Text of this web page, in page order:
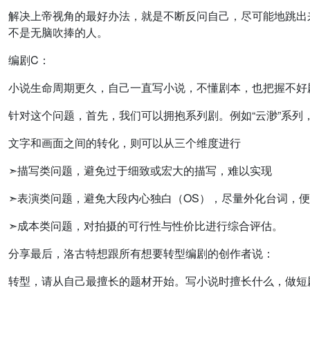
解决上帝视角的最好办法，就是不断反问自己，尽可能地跳
不是无脑吹捧的人。
编剧C：
小说生命周期更久，自己一直写小说，不懂剧本，也把握不
针对这个问题，首先，我们可以拥抱系列剧。例如“云渺”系
文字和画面之间的转化，则可以从三个维度进行
➣描写类问题，避免过于细致或宏大的描写，难以实现
➣表演类问题，避免大段内心独白（OS），尽量外化台词，
➣成本类问题，对拍摄的可行性与性价比进行综合评估。
分享最后，洛古特想跟所有想要转型编剧的创作者说：
转型，请从自己最擅长的题材开始。写小说时擅长什么，做